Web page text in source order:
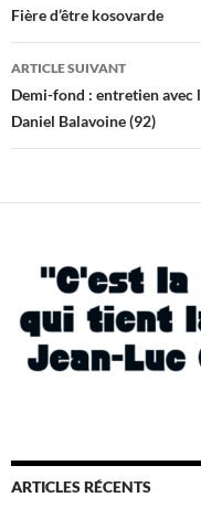
des
articles
Fière d’être kosovarde
ARTICLE SUIVANT
Demi-fond : entretien avec
Daniel Balavoine (92)
ARTICLES RÉCENTS